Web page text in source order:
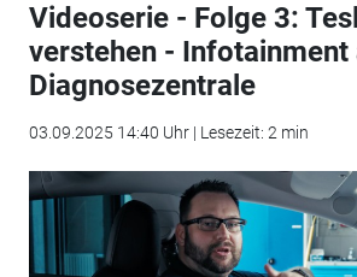
Videoserie - Folge 3:
verstehen - Infotainment
Diagnosezentrale
03.09.2025 14:40 Uhr | Lesezeit: 2 min